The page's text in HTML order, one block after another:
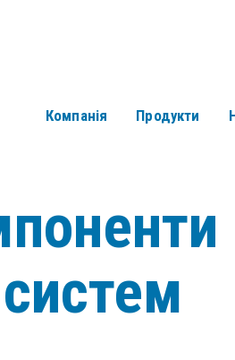
Компанія Продукти